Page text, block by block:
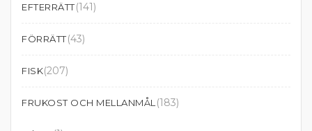
EFTERRÄTT(141)
FÖRRÄTT(43)
FISK(207)
FRUKOST OCH MELLANMÅL (183)